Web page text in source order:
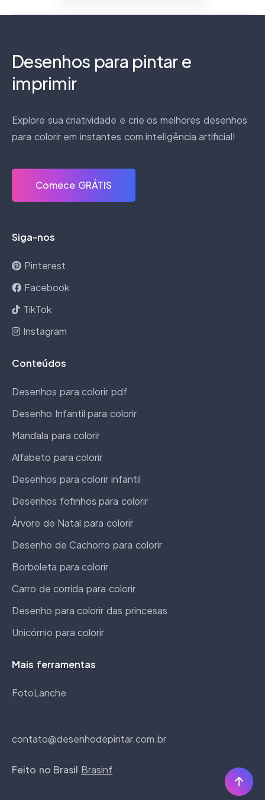
Desenhos para pintar e
imprimir
Explore sua criatividade e crie os melhores desenhos
para colorir em instantes com inteligência artificial!
Comece GRÁTIS
Siga-nos
Pinterest
Facebook
TikTok
Instagram
Conteúdos
Desenhos para colorir pdf
Desenho Infantil para colorir
Mandala para colorir
Alfabeto para colorir
Desenhos para colorir infantil
Desenhos fofinhos para colorir
Árvore de Natal para colorir
Desenho de Cachorro para colorir
Borboleta para colorir
Carro de corrida para colorir
Desenho para colorir das princesas
Unicórnio para colorir
Mais ferramentas
FotoLanche
contato@desenhodepintar.com.br
Feito no Brasil Brasinf